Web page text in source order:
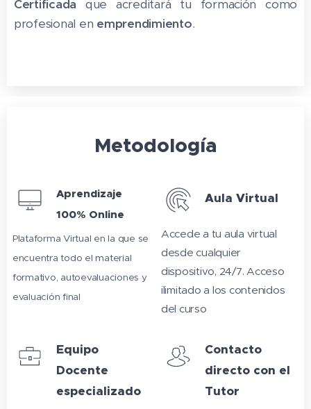
Certificada que acreditará tu formación como
profesional en emprendimiento.
Metodología
Aprendizaje
100% Online
Plataforma Virtual en la que se
encuentra todo el material
formativo, autoevaluaciones y
evaluación final
Aula Virtual
Accede a tu aula virtual
desde cualquier
dispositivo, 24/7. Acceso
ilimitado a los contenidos
del curso
Equipo
Docente
especializado
Contacto
directo con el
Tutor